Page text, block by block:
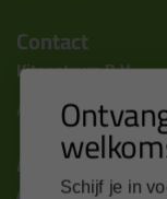
Contact
Kitcentrum B.V.
Alle
Altijd op de
Schijf je in